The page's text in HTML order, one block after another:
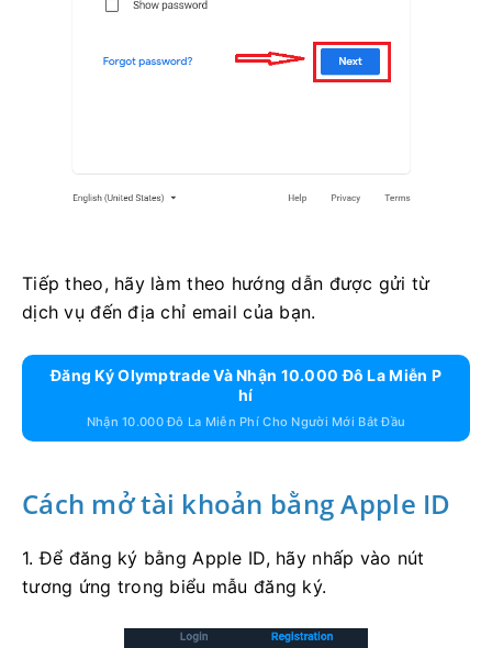
Tiếp theo, hãy làm theo hướng dẫn được gửi từ
dịch vụ đến địa chỉ email của bạn.
Đăng Ký Olymptrade Và Nhận 10.000 Đô La Miễn P
Hí
Nhận 10.000 Đô La Miễn Phí Cho Người Mới Bắt Đầu
Cách mở tài khoản bằng Apple ID
1. Để đăng ký bằng Apple ID, hãy nhấp vào nút
tương ứng trong biểu mẫu đăng ký.